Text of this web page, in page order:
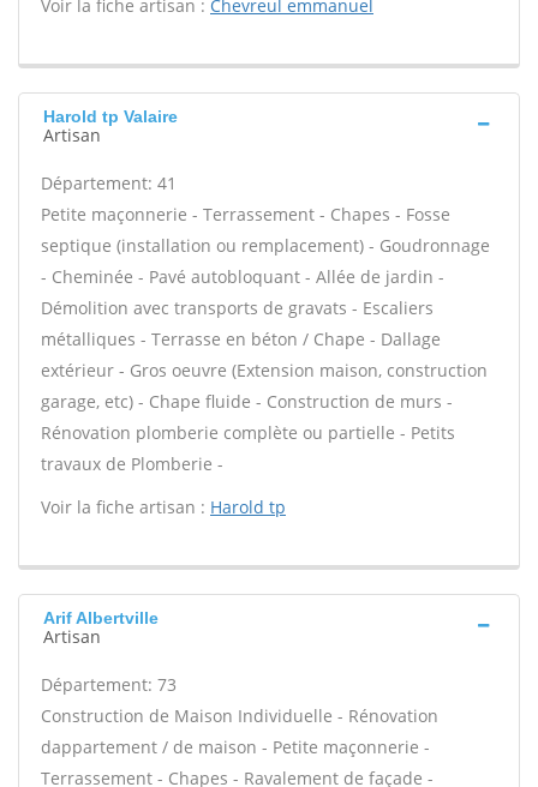
Voir la fiche artisan : Chevreul emmanuel
Harold tp Valaire
Artisan
Département: 41
Petite maçonnerie - Terrassement - Chapes - Fosse
septique (installation ou remplacement) - Goudronnage
- Cheminée - Pavé autobloquant - Allée de jardin -
Démolition avec transports de gravats - Escaliers
métalliques - Terrasse en béton / Chape - Dallage
extérieur - Gros oeuvre (Extension maison, construction
garage, etc) - Chape fluide - Construction de murs -
Rénovation plomberie complète ou partielle - Petits
travaux de Plomberie -
Voir la fiche artisan : Harold tp
Arif Albertville
Artisan
Département: 73
Construction de Maison Individuelle - Rénovation
dappartement / de maison - Petite maçonnerie -
Terrassement - Chapes - Ravalement de façade -